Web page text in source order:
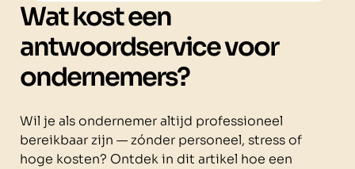
Wat kost een
antwoordservice voor
ondernemers?
Wil je als ondernemer altijd professioneel
bereikbaar zijn — zónder personeel, stress of
hoge kosten? Ontdek in dit artikel hoe een